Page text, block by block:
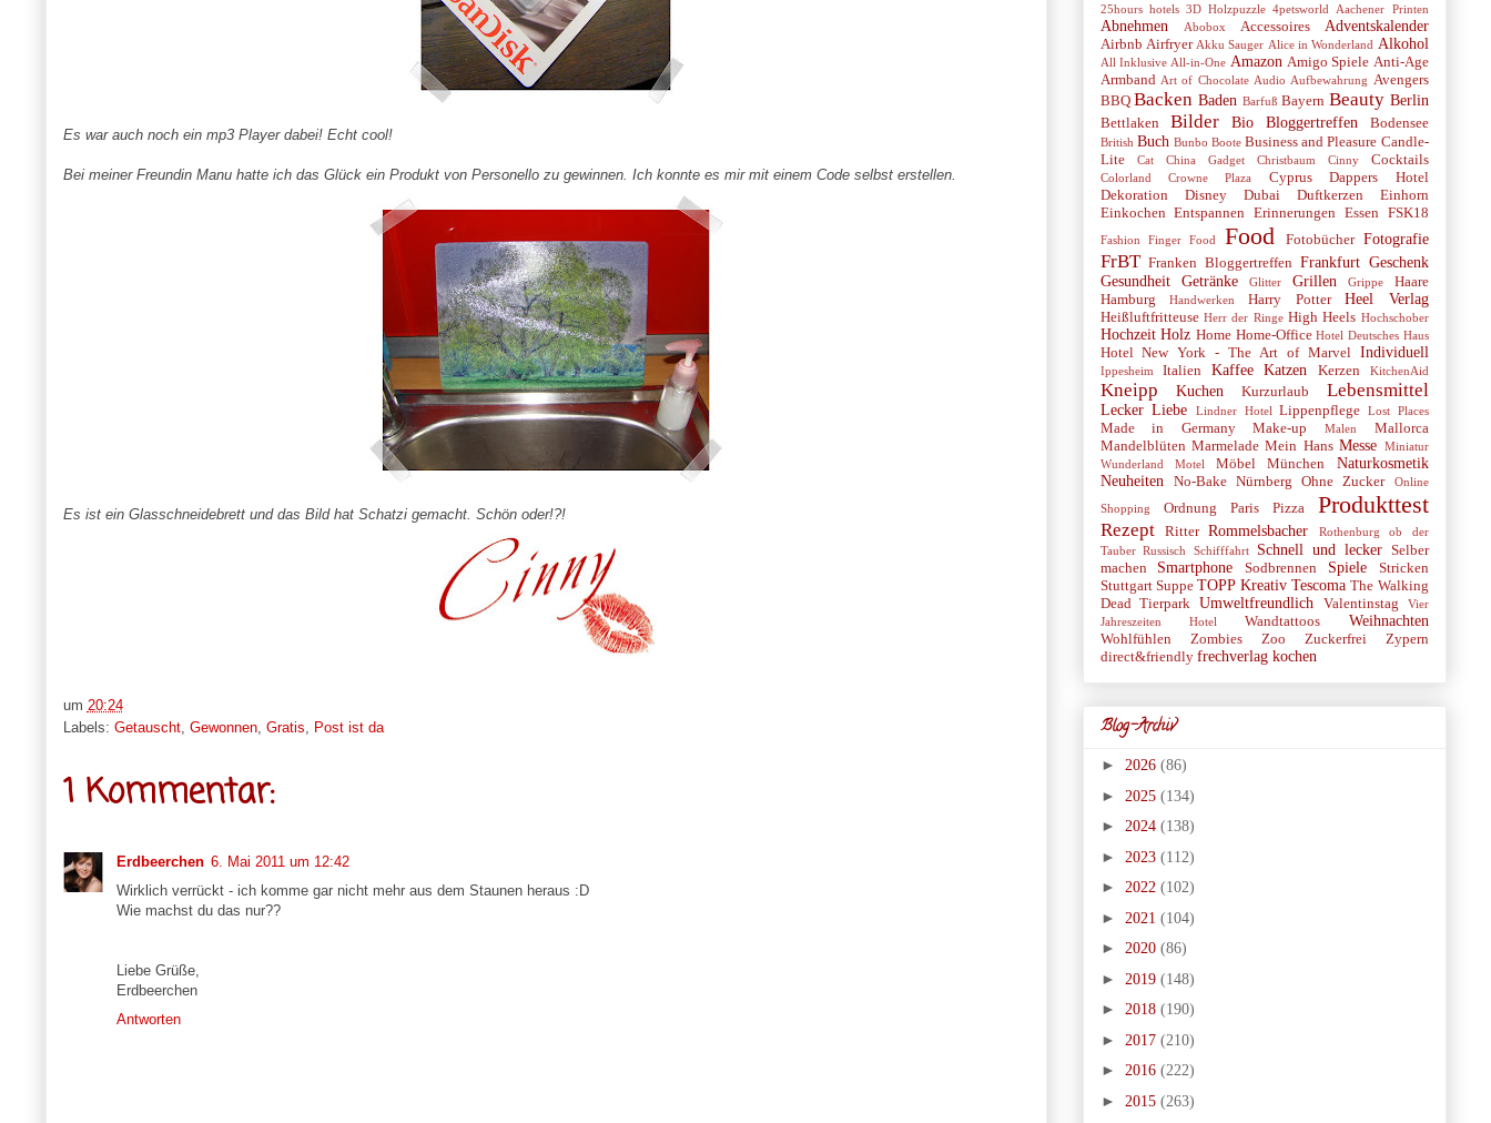
Es war auch noch ein mp3 Playerdabei! Echt cool!
Bei meiner Freundin Manuhatte ich das Glück ein Produkt von Personellozu gewinnen. Ich konnte es mir mit einem Code selbst erstellen.
Es ist ein Glasschneidebrett und das Bild hat Schatzigemacht. Schön oder!?!
um 20:24
Labels: Getauscht, Gewonnen, Gratis Post ist da
1 Kommentar:
Erdbeerchen 6. Mai 2011 um 12:42
Wirklich verrückt - ich komme gar nicht mehr aus dem Staunen heraus :D
Wie machst du das nur??
Liebe Grüße,
Erdbeerchen
Antworten
25hours hotels 3D Holzpuzzle 4petsworld Aachener Printen
Abnehmen Abobox Accessoires Adventskalender
Airbnb Airfryer Akku Sauger Alice in Wonderland Alkohol
All Inklusive All-in-One Amazon Amigo Spiele Anti-Age
Armband Art of Chocolate Audio Aufbewahrung Avengers
BBQ Backen Baden Barfuß Bayern Beauty Berlin
Bettlaken Bilder Bio Bloggertreffen Bodensee
British Buch Bunbo Boote Business and Pleasure Candle-
Lite
Cat China Gadget Christbaum Cinny Cocktails
Colorland Crowne Plaza Cyprus
Dappers Hotel
Dekoration
Disney Dubai Duftkerzen
Einhorn
Einkochen Entspannen Erinnerungen Essen FSK18
Fashion Finger Food Food Fotobücher Fotografie
FrBT Franken Bloggertreffen Frankfurt Geschenk
Gesundheit
Getränke Glitter Grillen Grippe
Haare
Hamburg
Handwerken Harry Potter Heel Verlag
Heißluftfritteuse Herr der Ringe High Heels Hochschober
Hochzeit Holz Home Home-Office Hotel Deutsches Haus
Hotel New York - The Art of Marvel Individuell
Ippesheim Italien Kaffee Katzen Kerzen KitchenAid
Kneipp Kuchen Kurzurlaub Lebensmittel
Lecker Liebe Lindner Hotel Lippenpflege Lost Places
Made in Germany Make-up Malen
Mallorca
Mandelblüten Marmelade Mein Hans Messe Miniatur
Wunderland
Motel Möbel München
Naturkosmetik
Neuheiten
No-Bake Nürnberg Ohne Zucker
Online
Shopping
Ordnung Paris Pizza Produkttest
Rezept Ritter Rommelsbacher
Rothenburg ob der
Tauber Russisch Schifffahrt Schnell und lecker Selber
machen
Smartphone Sodbrennen Spiele
Stricken
Stuttgart Suppe TOPP Kreativ Tescoma The Walking
Dead Tierpark Umweltfreundlich Valentinstag
Vier
Jahreszeiten Hotel
Wandtattoos Weihnachten
Wohlfühlen Zombies Zoo Zuckerfrei
Zypern
direct&friendly frechverlag kochen
Blog-Archiv
► 2026 (86)
► 2025 (134)
► 2024 (138)
► 2023 (112)
► 2022 (102)
► 2021 (104)
► 2020 (86)
► 2019 (148)
► 2018 (190)
► 2017 (210)
► 2016 (222)
► 2015 (263)